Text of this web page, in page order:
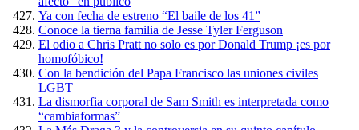
Ya con fecha de estreno “El baile de los 41”
Conoce la tierna familia de Jesse Tyler Ferguson
El odio a Chris Pratt no solo es por Donald Trump ¡es por
homofóbico!
Con la bendición del Papa Francisco las uniones civiles
LGBT
La dismorfia corporal de Sam Smith es interpretada como
“cambiaformas”